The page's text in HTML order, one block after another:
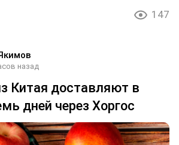
147
назад
Китая доставляют в
дней через Хоргос